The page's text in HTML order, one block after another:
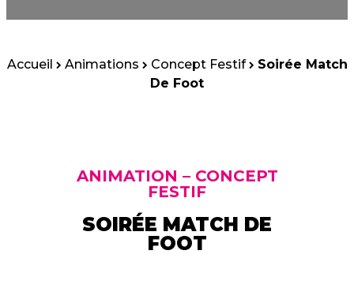
Accueil Animations Concept Festif
Soirée Match
De Foot
ANIMATION – CONCEPT
FESTIF
SOIRÉE MATCH DE
FOOT